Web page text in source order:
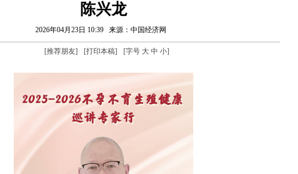
陈兴龙
2026年04月23日 10:39 来源：中国经济网
[推荐朋友] [打印本稿] [字号 大 中 小]